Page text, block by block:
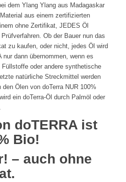
dem Ylang Ylang aus Madagaskar
aus einem zertifizierten
ohne Zertifikat, JEDES Öl
Ob der Bauer nun das
zu kaufen, oder nicht, jedes Öl wird
dann übernommen, wenn es
oder andere synthetische
natürliche Streckmittel werden
Ölen von doTerra NUR 100%
ein doTerra-Öl durch Palmöl oder
doTERRA ist
Bio!
– auch ohne